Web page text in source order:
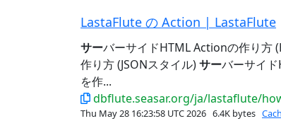
LastaFlute の Action | LastaFlute
サーバーサイドHTML Actionの作り方
作り方 (JSONスタイル)サーバーサイド
を作...
dbflute.seasar.org/ja/lastaflute/
Thu May 28 16:23:58 UTC 2026 6.4K bytes